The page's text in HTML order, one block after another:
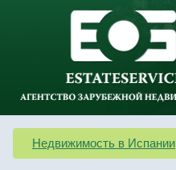
Недвижимость в Испании